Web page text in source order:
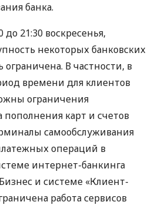
банка.
до 21:30 воскресенья,
некоторых банковских
В частности, в
времени для клиентов
ограничения
пополнения карт и счетов
самообслуживания
операций в
интернет-банкинга
и системе «Клиент-
работа сервисов